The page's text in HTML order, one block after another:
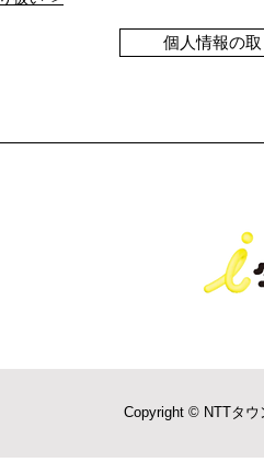
個人情報の
Copyright © NTTタウ